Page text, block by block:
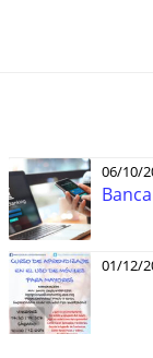
06/10/
01/12/